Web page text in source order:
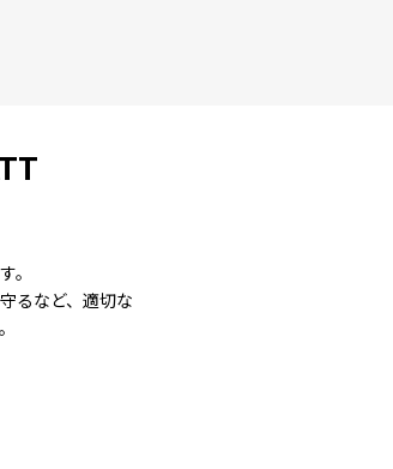
。
るなど、適切な